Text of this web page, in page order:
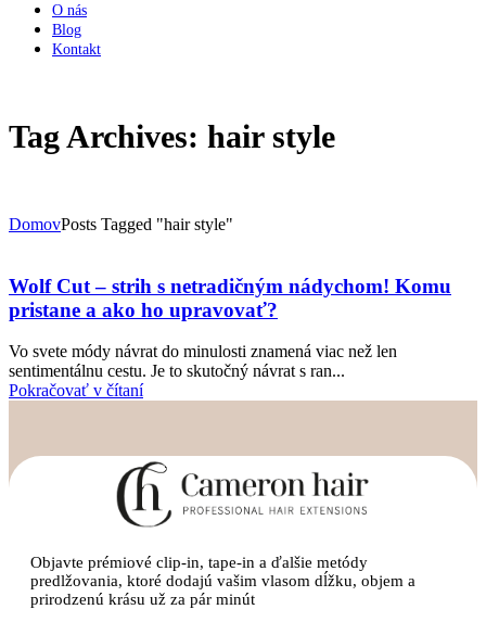
O nás
Blog
Kontakt
Tag Archives: hair style
DomovPosts Tagged "hair style"
Wolf Cut – strih s netradičným nádychom! Komu
pristane a ako ho upravovať?
Vo svete módy návrat do minulosti znamená viac než len
sentimentálnu cestu. Je to skutočný návrat s ran...
Pokračovať v čítaní
Objavte prémiové clip-in, tape-in a ďalšie metódy
predlžovania, ktoré dodajú vašim vlasom dĺžku, objem a
prirodzenú krásu už za pár minút